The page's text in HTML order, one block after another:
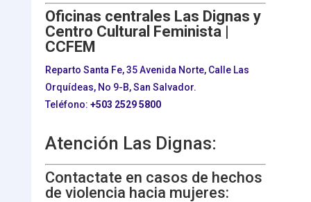
Oficinas centrales Las Dignas y
Centro Cultural Feminista |
CCFEM
Reparto Santa Fe, 35 Avenida Norte, Calle Las
Orquídeas, No 9-B, San Salvador.
Teléfono: +503 2529 5800
Atención Las Dignas:
Contactate en casos de hechos
de violencia hacia mujeres: